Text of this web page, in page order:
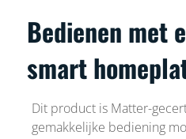
Bedienen met
smart
Dit product is Matter-
gemakkelijke bediening